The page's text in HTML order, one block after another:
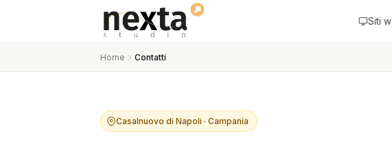
Siti
Home Contatti
Casalnuovo di Napoli · Campania